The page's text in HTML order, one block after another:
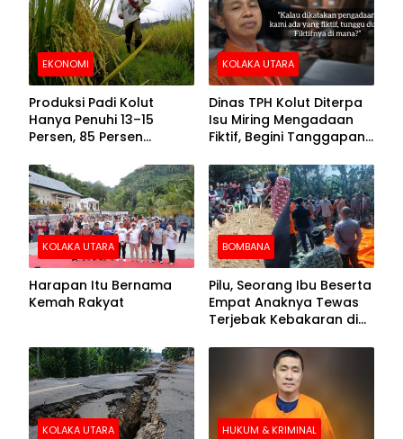
EKONOMI
Produksi Padi Kolut
Hanya Penuhi 13–15
Persen, 85 Persen
Daerah Tetangga
KOLAKA UTARA
Dinas TPH Kolut Diterpa
Isu Miring Mengadaan
Fiktif, Begini Tanggapan
KOLAKA UTARA
Harapan Itu Bernama
Kemah Rakyat
BOMBANA
Pilu, Seorang Ibu Beserta
Empat Anaknya Tewas
Terjebak Kebakaran di
KOLAKA UTARA HUKUM & KRIMINAL